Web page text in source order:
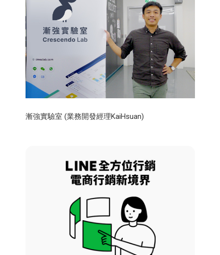
漸強實驗室 (業務開發經理KaiHsuan)